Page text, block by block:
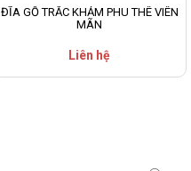
ĐĨA GỖ TRẮC KHẢM PHU THÊ VIÊN
MÃN
Liên hệ